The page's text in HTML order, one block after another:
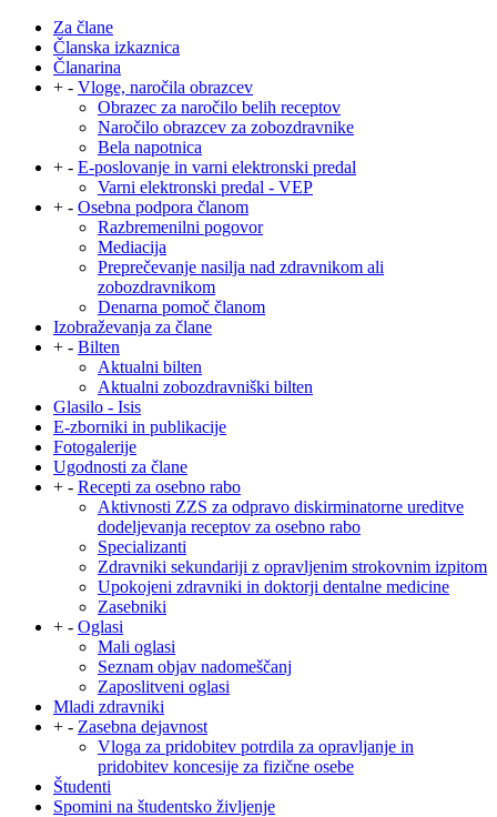
Za člane
Članska izkaznica
Članarina
+ - Vloge, naročila obrazcev
Obrazec za naročilo belih receptov
Naročilo obrazcev za zobozdravnike
Bela napotnica
+ - E-poslovanje in varni elektronski predal
Varni elektronski predal - VEP
+ - Osebna podpora članom
Razbremenilni pogovor
Mediacija
Preprečevanje nasilja nad zdravnikom ali
zobozdravnikom
Denarna pomoč članom
Izobraževanja za člane
+ - Bilten
Aktualni bilten
Aktualni zobozdravniški bilten
Glasilo - Isis
E-zborniki in publikacije
Fotogalerije
Ugodnosti za člane
+ - Recepti za osebno rabo
Aktivnosti ZZS za odpravo diskirminatorne ureditve
dodeljevanja receptov za osebno rabo
Specializanti
Zdravniki sekundariji z opravljenim strokovnim izpitom
Upokojeni zdravniki in doktorji dentalne medicine
Zasebniki
+ - Oglasi
Mali oglasi
Seznam objav nadomeščanj
Zaposlitveni oglasi
Mladi zdravniki
+ - Zasebna dejavnost
Vloga za pridobitev potrdila za opravljanje in
pridobitev koncesije za fizične osebe
Študenti
Spomini na študentsko življenje